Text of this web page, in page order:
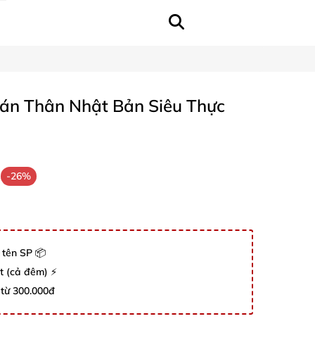
Thân Nhật Bản Siêu Thực
-26%
SP 📦
(cả đêm) ⚡
300.000đ